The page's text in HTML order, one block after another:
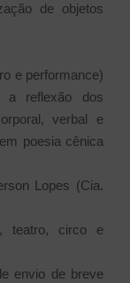
de objetos
e performance)
a reflexão dos
verbal e
poesia cênica
Lopes (Cia.
teatro, circo e
envio de breve